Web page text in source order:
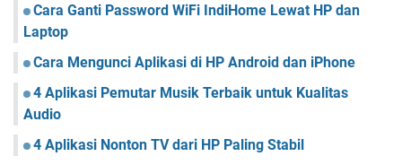
Cara Ganti Password WiFi IndiHome Lewat HP dan
Laptop
Cara Mengunci Aplikasi di HP Android dan iPhone
4 Aplikasi Pemutar Musik Terbaik untuk Kualitas
Audio
4 Aplikasi Nonton TV dari HP Paling Stabil